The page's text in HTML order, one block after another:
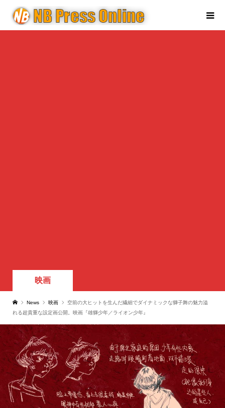
映画
News 映画
空前の大ヒットを生んだ繊細でダイナミックな獅子舞の魅力溢
れる超貴重な設定画公開。映画『雄獅少年／ライオン少年』